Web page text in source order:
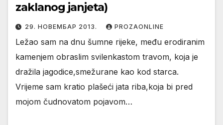
zaklanog janjeta)
29. НОВЕМБАР 2013. PROZAONLINE
Ležao sam na dnu šumne rijeke, među erodiranim
kamenjem obraslim svilenkastom travom, koja je
dražila jagodice,smežurane kao kod starca.
Vrijeme sam kratio plašeći jata riba,koja bi pred
mojom čudnovatom pojavom…